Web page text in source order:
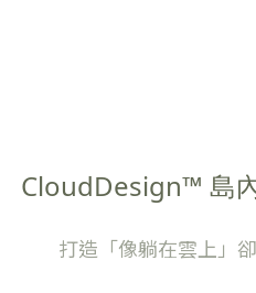
CloudDesign™ 島
打造「像躺在雲上」